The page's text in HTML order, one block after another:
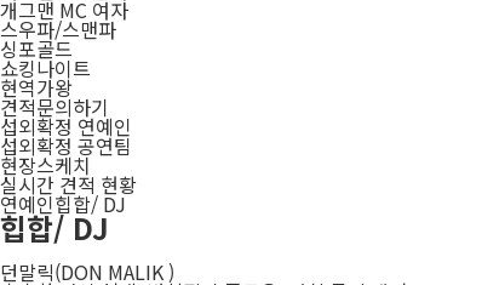
개그맨 MC 여자
스우파/스맨파
싱포골드
쇼킹나이트
현역가왕
견적문의하기
섭외확정 연예인
섭외확정 공연팀
현장스케치
실시간 견적 현황
연예인힙합/ DJ
힙합/ DJ
던말릭(DON MALIK )